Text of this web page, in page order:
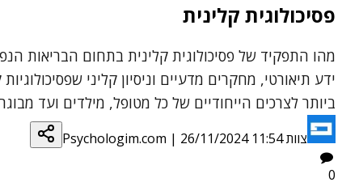
פסיכולוגית קלינית
מהו התפקיד של פסיכולוגית קלינית בתחום הבריאות
ידע תיאורטי, מחקרים מדעיים וניסיון קליני
ביותר לצרכים הייחודיים של כל מטופל, מילדים ועד
צוות Psychologim.com | 26/11/2024 11:54
0